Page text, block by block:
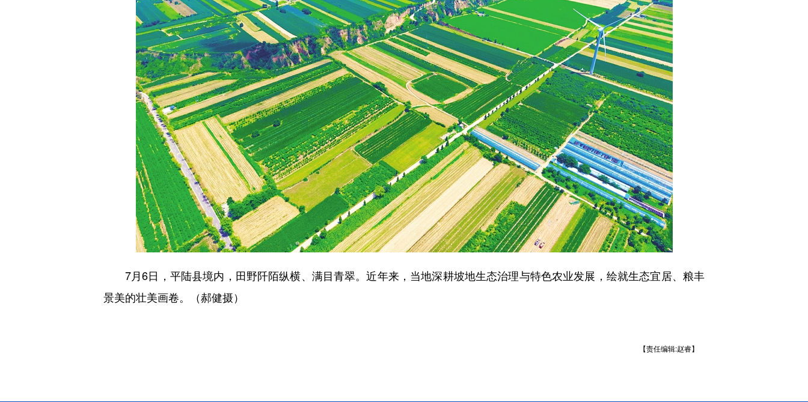
7月6日，平陆县境内，田野阡陌纵横、满目青翠。近年来，当地深耕坡地生态治理与特色农业发展，绘就生态宜居、粮丰
景美的壮美画卷。（郝健摄）
【责任编辑:赵睿】